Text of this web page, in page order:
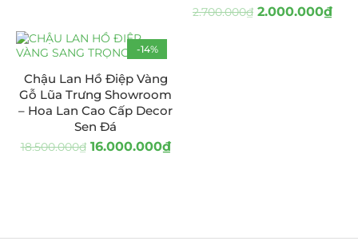
2.700.000₫ 2.000.000₫
-14%
Chậu Lan Hồ Điệp Vàng
Gỗ Lũa Trưng Showroom
– Hoa Lan Cao Cấp Decor
Sen Đá
18.500.000₫ 16.000.000₫